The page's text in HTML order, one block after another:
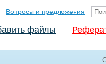
Вопросы и предложения
файлы